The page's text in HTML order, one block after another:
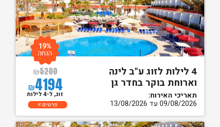
4 לילות לזוג ע"ב לינה
וארוחת בוקר בחדר גן
תאריכי האירוח:
09/08/2026 עד 13/08/2026
₪5200
₪4194
19%
הנחה
זוג, ל-4 לילות
פרטים